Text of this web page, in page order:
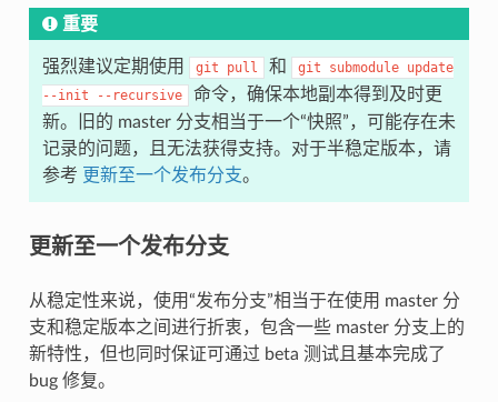
重要
强烈建议定期使用 git pull 和 git submodule update
--init
--recursive
命令，确保本地副本得到及时更
新。旧的 master 分支相当于一个“快照”，可能存在未
记录的问题，且无法获得支持。对于半稳定版本，请
参考 更新至一个发布分支。
更新至一个发布分支
从稳定性来说，使用“发布分支”相当于在使用 master 分
支和稳定版本之间进行折衷，包含一些 master 分支上的
新特性，但也同时保证可通过 beta 测试且基本完成了
bug 修复。